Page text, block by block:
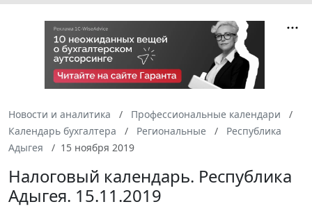
Новости и аналитика
Профессиональные календари
Календарь бухгалтера
Региональные
Республика
Адыгея
15 ноября 2019
Налоговый календарь. Республика
Адыгея. 15.11.2019